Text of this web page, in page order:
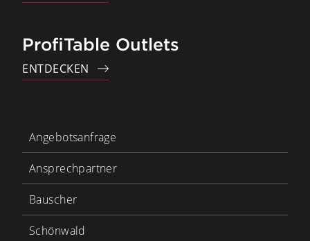
ProfiTable Outlets
ENTDECKEN
Angebotsanfrage
Ansprechpartner
Bauscher
Schönwald